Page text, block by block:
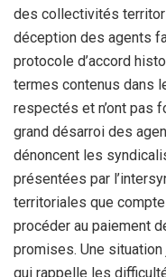
des collectivités
déception des agents
protocole d’accord
termes contenus dans
respectés et n’ont pas
grand désarroi des
dénoncent les
présentées par
territoriales que
procéder au paiement
promises. Une situation
qui rappelle les